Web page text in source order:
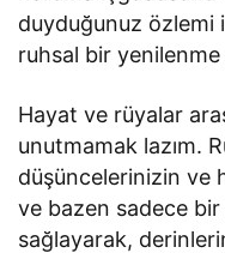
duyduğunuz özlemi
ruhsal bir yenilenme
Hayat ve rüyalar
unutmamak lazım.
düşüncelerinizin ve
ve bazen sadece
sağlayarak,